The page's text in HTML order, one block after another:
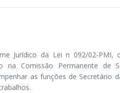
Jurídico da Lei n 092/02-PMI, o
na Comissão Permanente de
as funções de Secretário